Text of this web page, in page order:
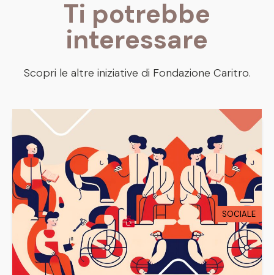
Ti potrebbe
interessare
Scopri le altre iniziative di Fondazione Caritro.
SOCIALE